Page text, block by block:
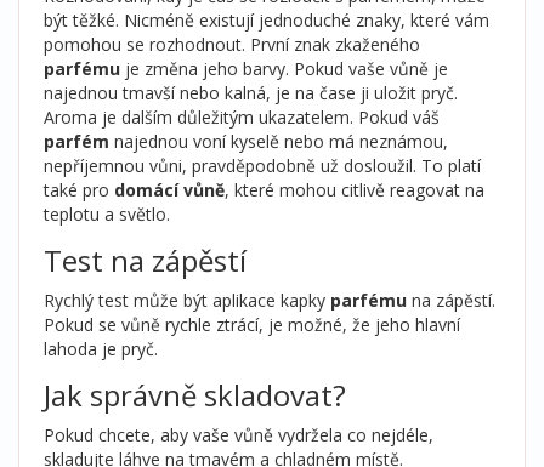
být těžké. Nicméně existují jednoduché znaky, které vám
pomohou se rozhodnout. První znak zkaženého
parfému je změna jeho barvy. Pokud vaše vůně je
najednou tmavší nebo kalná, je na čase ji uložit pryč.
Aroma je dalším důležitým ukazatelem. Pokud váš
parfém najednou voní kyselě nebo má neznámou,
nepříjemnou vůni, pravděpodobně už dosloužil. To platí
také pro domácí vůně, které mohou citlivě reagovat na
teplotu a světlo.
Test na zápěstí
Rychlý test může být aplikace kapky parfému na zápěstí.
Pokud se vůně rychle ztrácí, je možné, že jeho hlavní
lahoda je pryč.
Jak správně skladovat?
Pokud chcete, aby vaše vůně vydržela co nejdéle,
skladujte láhve na tmavém a chladném místě.